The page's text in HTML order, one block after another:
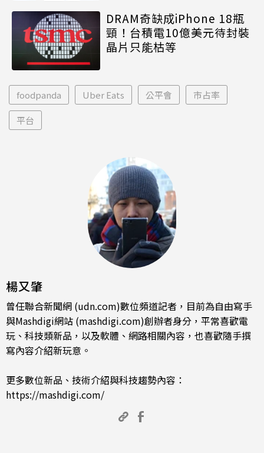
DRAM奇缺成iPhone 18瓶
頸！台積電10億美元待封裝
晶片只能枯等
foodpanda Uber Eats 公平會 市占率
平台
楊又肇
曾任聯合新聞網 (udn.com)數位頻道記者，目前為自由寫手
與Mashdigi網站 (mashdigi.com)創辦者身分，平常喜歡電
玩、科技類新品，以及軟體、網路相關內容，也喜歡隨手撰
寫內容介紹新玩意。
更多數位新品、技術介紹與科技趨勢內容：
https://mashdigi.com/